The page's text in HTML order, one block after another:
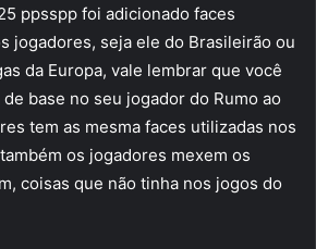
ppsspp foi adicionado faces
jogadores, seja ele do Brasileirão ou
da Europa, vale lembrar que você
base no seu jogador do Rumo ao
tem as mesma faces utilizadas nos
os jogadores mexem os
coisas que não tinha nos jogos do